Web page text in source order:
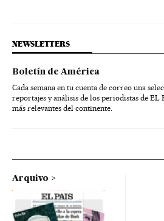
NEWSLETTERS
Boletín de América
Cada semana en tu cuenta de correo una
reportajes y análisis de los periodistas de EL
más relevantes del continente.
Arquivo